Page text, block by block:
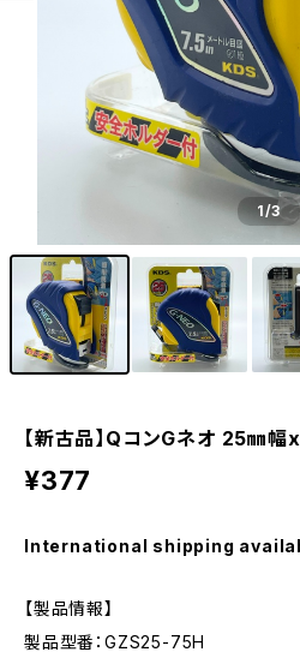
1/3
【新古品】QコンGネオ 25㎜幅
¥377
International shipping
【製品情報】
製品型番：GZS25-75H